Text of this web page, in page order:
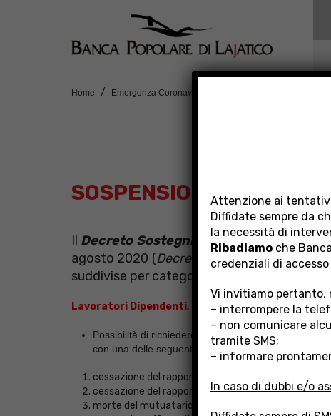
Home Emergenza Coronavirus
SOSPENSIONE RATE
Il Decreto Sostegni bisha introdotto
agosto 2020 (Decreto Agosto) e dal
suddivise per categorie:
Lavoratori Dipendenti, Lavoratori Autonomi,
Possibilità di richiedere, da parte dei Lavoratori
con una delle seguenti motivazioni:
cessazione del rapporto di lavoro subordinato con
cessazione del rapporto di lavoro di cui all’art. 409
morte del mutuatario già intestatario o
Attenzione ai
Diffidate sempre da
la necessità di
Ribadiamoche
credenziali di
Vi invitiamo pertanto,
– interrompere la
– non comunicare
tramite SMS;
– informare
In caso di dubbi e/o